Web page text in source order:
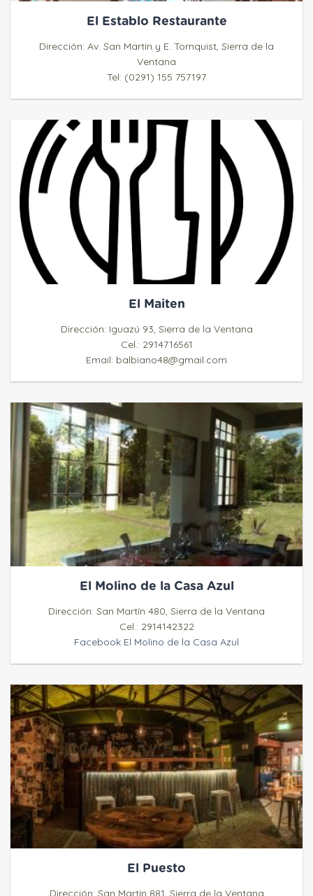
El Establo Restaurante
Dirección: Av. San Martín y E. Tornquist, Sierra de la
Ventana
Tel: (0291) 155 757197
El Maiten
Dirección: Iguazú 93, Sierra de la Ventana
Cel.: 2914716561
Email: balbiano48@gmail.com
El Molino de la Casa Azul
Dirección: San Martín 480, Sierra de la Ventana
Cel.: 2914142322
Facebook El Molino de la Casa Azul
El Puesto
Dirección: San Martín 881, Sierra de la Ventana